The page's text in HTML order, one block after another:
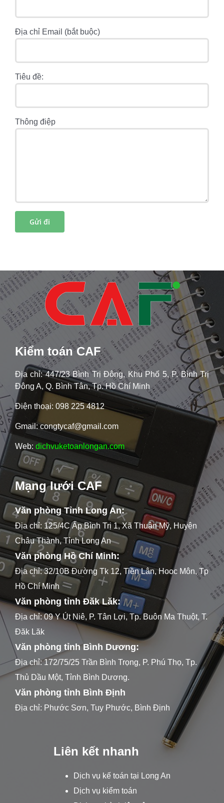
Địa chỉ Email (bắt buộc)
Tiêu đề:
Thông điệp
Kiểm toán CAF
Địa chỉ: 447/23 Bình Trị Đông, Khu Phố 5, P. Bình Trị
Đông A, Q. Bình Tân, Tp. Hồ Chí Minh
Điện thoại: 098 225 4812
Gmail: congtycaf@gmail.com
Web: dichvuketoanlongan.com
Mạng lưới CAF
Văn phòng Tỉnh Long An:
Địa chỉ: 125/4C Ấp Bình Trị 1, Xã Thuận Mỹ, Huyện
Châu Thành, Tỉnh Long An
Văn phòng Hồ Chí Minh:
Địa chỉ: 32/10B Đường Tk 12, Tiền Lân, Hooc Môn, Tp
Hồ Chí Minh
Văn phòng tỉnh Đăk Lăk:
Địa chỉ: 09 Y Út Niê, P. Tân Lợi, Tp. Buôn Ma Thuột, T.
Đăk Lăk
Văn phòng tỉnh Bình Dương:
Địa chỉ: 172/75/25 Trần Bình Trọng, P. Phú Thọ, Tp.
Thủ Dầu Một, Tỉnh Bình Dương.
Văn phòng tỉnh Bình Định
Địa chỉ: Phước Sơn, Tuy Phước, Bình Định
Liên kết nhanh
Dịch vụ kế toán tại Long An
Dịch vụ kiểm toán